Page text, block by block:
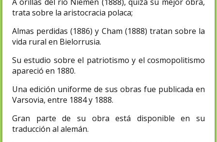
trata sobre la aristocracia polaca;
Almas perdidas (1886) y Cham (1888) tratan sobre la
vida rural en Bielorrusia.
Su estudio sobre el patriotismo y el cosmopolitismo
apareció en 1880.
Una edición uniforme de sus obras fue publicada en
Varsovia, entre 1884 y 1888.
Gran parte de su obra está disponible en su
traducción al alemán.